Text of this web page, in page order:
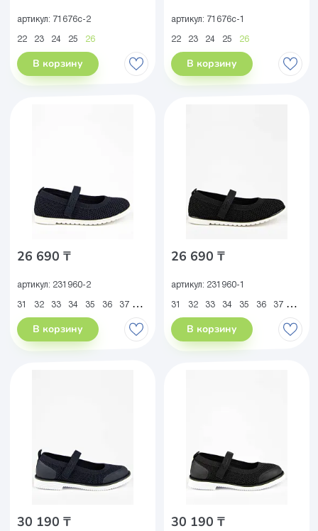
артикул: 71676с-2
22 23 24 25 26
В корзину
артикул: 71676с-1
22 23 24 25 26
В корзину
26 690 ₸
артикул: 231960-2
31 32 33 34 35 36 37 38
В корзину
26 690 ₸
артикул: 231960-1
31 32 33 34 35 36 37 38
В корзину
30 190 ₸ 30 190 ₸